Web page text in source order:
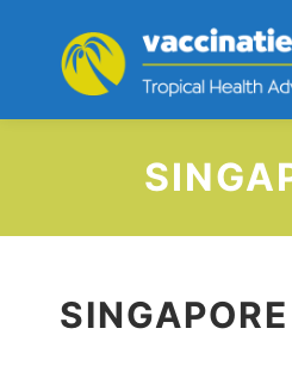
SINGAPORE